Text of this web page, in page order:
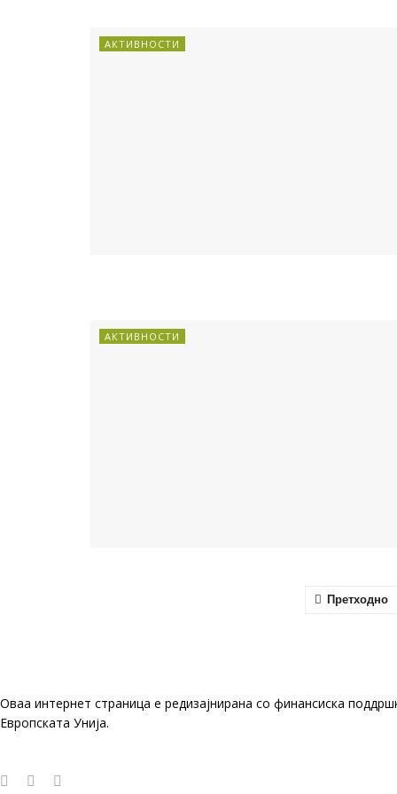
АКТИВНОСТИ
АКТИВНОСТИ
Претходно
Оваа интернет страница е редизајнирана со финансиска
Европската Унија.